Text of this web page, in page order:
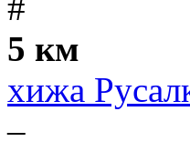
#
5 км
хижа
–